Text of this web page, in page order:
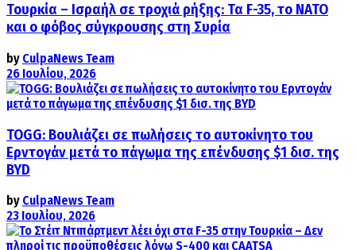
Τουρκία – Ισραήλ σε τροχιά ρήξης: Τα F-35, το ΝΑΤΟ
και ο φόβος σύγκρουσης στη Συρία
by CulpaNews Team
26 Ιουλίου, 2026
TOGG: Βουλιάζει σε πωλήσεις το αυτοκίνητο του
Ερντογάν μετά το πάγωμα της επένδυσης $1 δισ. της
BYD
by CulpaNews Team
23 Ιουλίου, 2026